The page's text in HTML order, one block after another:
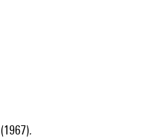
(1967).